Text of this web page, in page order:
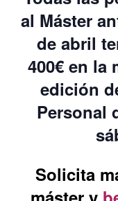
Todas las
al Máster
de abril
400€ en la
edición
Solicita